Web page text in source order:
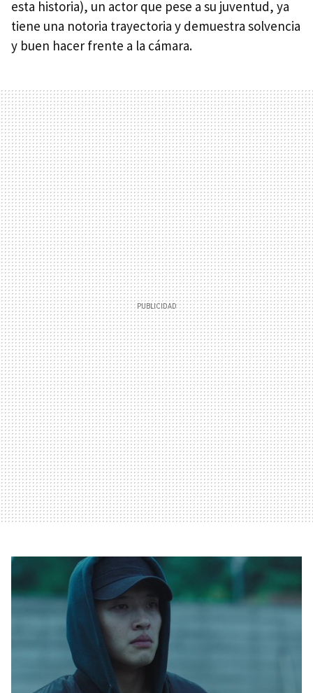
esta historia), un actor que pese a su juventud, ya
tiene una notoria trayectoria y demuestra solvencia
y buen hacer frente a la cámara.